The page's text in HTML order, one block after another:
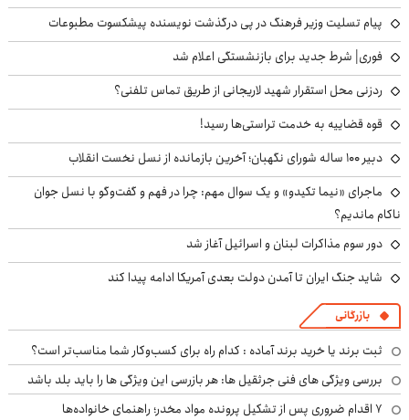
پیام تسلیت وزیر فرهنگ در پی درگذشت نویسنده پیشکسوت مطبوعات
فوری| شرط جدید برای بازنشستگی اعلام شد
ردزنی محل استقرار شهید لاریجانی از طریق تماس تلفنی؟
قوه قضاییه به خدمت تراستی‌ها رسید!
دبیر ۱۰۰ ساله شورای نگهبان؛ آخرین بازمانده از نسل نخست انقلاب
ماجرای «نیما تکیدو» و یک سوال مهم: چرا در فهم و گفت‌وگو با نسل جوان
ناکام ماندیم؟
دور سوم مذاکرات لبنان و اسرائیل آغاز شد
شاید جنگ ایران تا آمدن دولت بعدی آمریکا ادامه پیدا کند
بازرگانی
ثبت برند یا خرید برند آماده : کدام راه برای کسب‌وکار شما مناسب‌تر است؟
بررسی ویژگی های فنی جرثقیل ها: هر بازرسی این ویژگی ها را باید بلد باشد
۷ اقدام ضروری پس از تشکیل پرونده مواد مخدر؛ راهنمای خانواده‌ها